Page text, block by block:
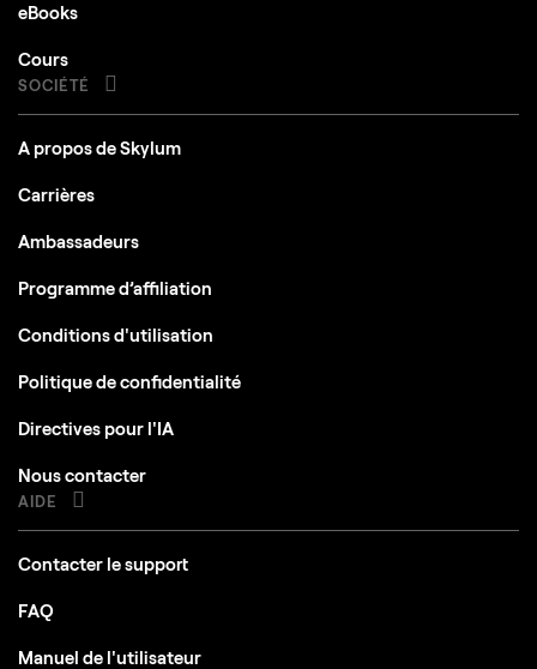
eBooks
Cours
SOCIÉTÉ
A propos de Skylum
Carrières
Ambassadeurs
Programme d’affiliation
Conditions d'utilisation
Politique de confidentialité
Directives pour l'IA
Nous contacter
AIDE
Contacter le support
FAQ
Manuel de l'utilisateur